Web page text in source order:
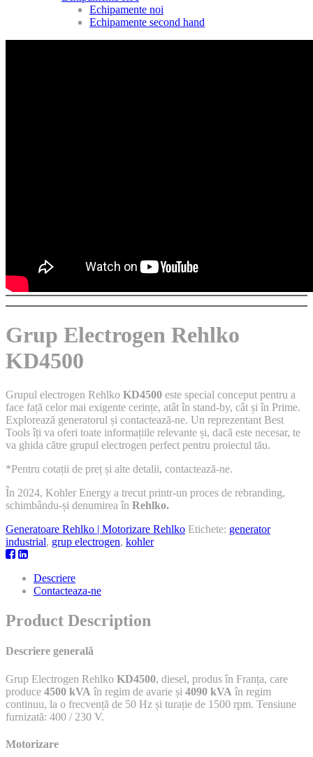
Echipamente noi
Echipamente second hand
Grup Electrogen Rehlko
KD4500
Grupul electrogen Rehlko KD4500 este special conceput pentru a
face față celor mai exigente cerințe, atât în stand-by, cât și în Prime.
Explorează generatorul și contactează-ne. Un reprezentant Best
Tools îți va oferi toate informațiile relevante și, dacă este necesar, te
va ghida către grupul electrogen perfect pentru proiectul tău.
*Pentru cotații de preț și alte detalii, contactează-ne.
În 2024, Kohler Energy a trecut printr-un proces de rebranding,
schimbându-și denumirea în Rehlko.
Generatoare Rehlko | Motorizare Rehlko Etichete: generator
industrial, grup electrogen, kohler
Descriere
Contacteaza-ne
Product Description
Descriere generală
Grup Electrogen Rehlko KD4500, diesel, produs în Franța, care
produce 4500 kVA în regim de avarie și 4090 kVA în regim
continuu, la o frecvență de 50 Hz și turație de 1500 rpm. Tensiune
furnizată: 400 / 230 V.
Motorizare